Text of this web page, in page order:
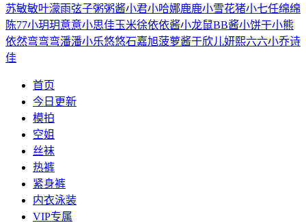
苏敏敏叶濛雨弦子粥粥酱小君小哈娜鹿鹿小雪花猪小七任绵绵
陈77小玥玥意意小思佳玉米徐依依酱小龙鼠BB酱小饼干小熊
依然弯弯弯潘潘小乐悠悠石嘉旭菠萝酱于欣儿妍熙六六小乔诗
佳
首页
今日更新
模拍
空姐
丝袜
热裤
紧身裤
内衣泳装
VIP专属